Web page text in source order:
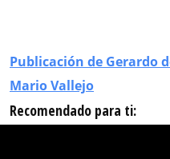
Publicación de Gerardo
Mario Vallejo
Recomendado para ti: